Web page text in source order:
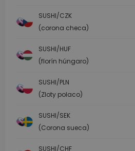
SUSHI/CZK
(corona checa)
SUSHI/HUF
(florín húngaro)
SUSHI/PLN
(Zloty polaco)
SUSHI/SEK
(Corona sueca)
SUSHI/CHF